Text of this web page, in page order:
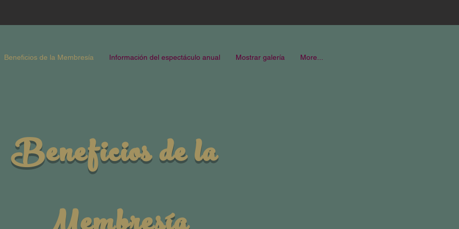
Beneficios de la Membresía Información del espectáculo anual Mostrar galería More...
Beneficios de la